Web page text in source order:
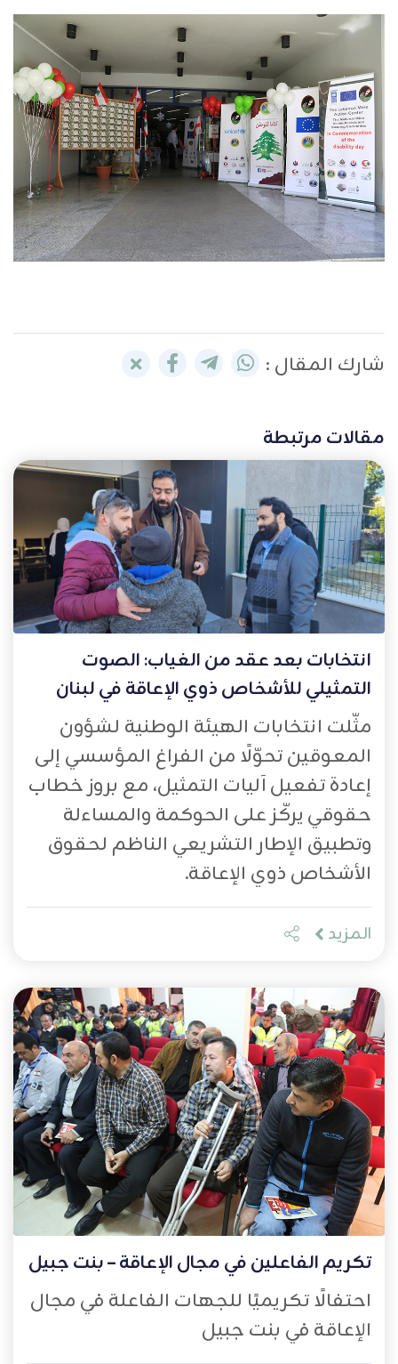
شارك المقال :
مقالات مرتبطة
انتخابات بعد عقد من الغياب: الصوت
التمثيلي للأشخاص ذوي الإعاقة في لبنان
مثّلت انتخابات الهيئة الوطنية لشؤون
المعوقين تحوّلًا من الفراغ المؤسسي إلى
إعادة تفعيل آليات التمثيل، مع بروز خطاب
حقوقي يركّز على الحوكمة والمساءلة
وتطبيق الإطار التشريعي الناظم لحقوق
الأشخاص ذوي الإعاقة.
المزيد
تكريم الفاعلين في مجال الإعاقة – بنت جبيل
احتفالًا تكريميًا للجهات الفاعلة في مجال
الإعاقة في بنت جبيل